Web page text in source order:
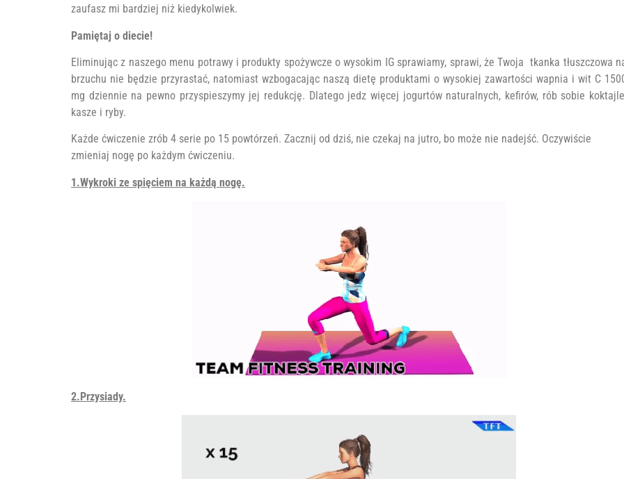
zaufasz mi bardziej niż kiedykolwiek.
Pamiętaj o diecie!
Eliminując z naszego menu potrawy i produkty spożywcze o wysokim IG sprawiamy, sprawi, że Twoja tkanka tłuszczowa
brzuchu nie będzie przyrastać, natomiast wzbogacając naszą dietę produktami o wysokiej zawartości wapnia i wit C
mg dziennie na pewno przyspieszymy jej redukcję. Dlatego jedz więcej jogurtów naturalnych, kefirów, rób sobie
kasze i ryby.
Każde ćwiczenie zrób 4 serie po 15 powtórzeń. Zacznij od dziś, nie czekaj na jutro, bo może nie nadejść. Oczywiście
zmieniaj nogę po każdym ćwiczeniu.
1.Wykroki ze spięciem na każdą nogę.
2.Przysiady.